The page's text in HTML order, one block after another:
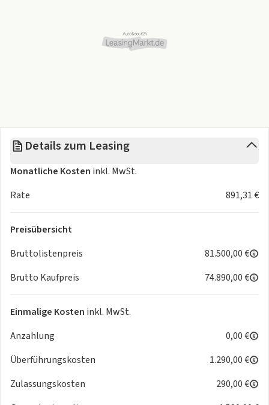
Kompromisse bei Komfort und Reichweite einzugehen.
Dank 800V-Ladetechnologie laden Sie in kürzester Zeit und
- Reichweite: bis zu 620 km (WLTP)
- Sitzplätze: 7 – ideal für Personentransport, Teamfahrten
oder die eigene Familie
- Zustand: Neufahrzeug / Vorbestellung
- Verfügbarkeit: ab Q4 2025
✨ Ausstattungshighlights für Geschäftskunden:
- Großes Panoramadach – ideal für repräsentative Auftritte
- Komfortsitze (beheizt & belüftet)
Langstrecken
- Großzügiger Laderaum – kombinierbar mit 7 Sitzplätzen
Details zum Leasing
Monatliche Kosten inkl. MwSt.
Rate
891,31 €
Preisübersicht
Bruttolistenpreis
81.500,00 €
Brutto Kaufpreis
74.890,00 €
Einmalige Kosten inkl. MwSt.
Anzahlung
0,00 €
Überführungskosten
1.290,00 €
Zulassungskosten
290,00 €